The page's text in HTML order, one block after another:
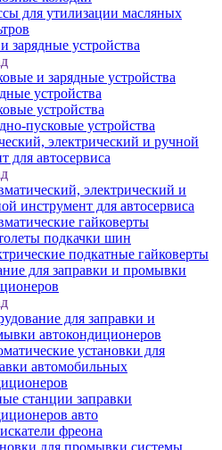
для утилизации масляных
зарядные устройства
и зарядные устройства
устройства
устройства
пусковые устройства
электрический и ручной
для автосервиса
электрический и
инструмент для автосервиса
гайковерты
подкачки шин
подкатные гайковерты
для заправки и промывки
для заправки и
автокондиционеров
установки для
автомобильных
станции заправки
авто
фреона
для промывки системы